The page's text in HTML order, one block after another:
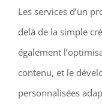
Les services d’un
delà de la simple
également
contenu, et le
personnalisées